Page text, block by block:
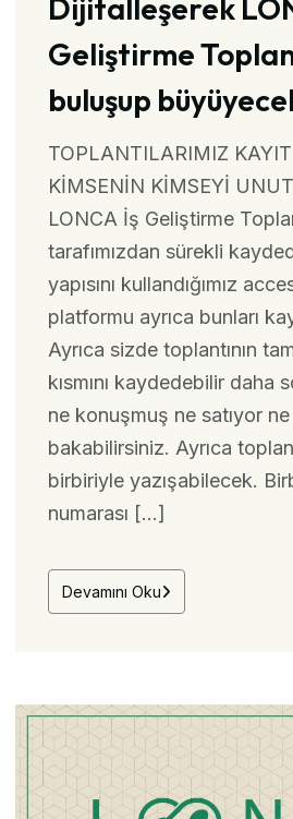
Dijitalleşerek
Geliştirme
buluşup
TOPLANTILARIMIZ
KİMSENİN KİMSEYİ
LONCA İş Geliştirme
tarafımızdan sürekli
yapısını kullandığımız
platformu ayrıca bunları
Ayrıca sizde toplantının
kısmını kaydedebilir daha
ne konuşmuş ne satıyor
bakabilirsiniz. Ayrıca
birbiriyle yazışabilecek.
numarası […]
Devamını Oku